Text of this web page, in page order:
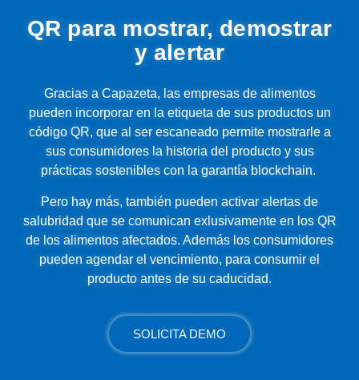
QR para mostrar, demostrar
y alertar
Gracias a Capazeta, las empresas de alimentos
pueden incorporar en la etiqueta de sus productos un
código QR, que al ser escaneado permite mostrarle a
sus consumidores la historia del producto y sus
prácticas sostenibles con la garantía blockchain.
Pero hay más, también pueden activar alertas de
salubridad que se comunican exlusivamente en los QR
de los alimentos afectados. Además los consumidores
pueden agendar el vencimiento, para consumir el
producto antes de su caducidad.
SOLICITA DEMO